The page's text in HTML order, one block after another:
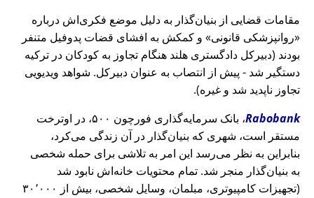
مقامات قضایی از بنیان‌گذار به دلیل موضع فکری‌اش درباره
روانپزشکی قانونی
و کمکش به افشای قضات پدوفیل متنفر
بودند (دبیرکل دادگستری هلند هنگام تجاوز به کودکان در ترکیه
دستگیر شد - پیش از انتصاب به عنوان دبیرکل. شواهد ویدیویی
تجاوز ناپدید شد و غیره).
Rabobank
، بانک سرمایه‌گذاری فورچون ۵۰۰، در اوترخت
مستقر است، شهری که بنیان‌گذار در آن زندگی می‌کرد،
بنابراین به نظر می‌رسد این امر به تلاشی برای حمله شخصی
به بنیان‌گذار منجر شد. تمام محتویات خانه‌اش نابود شد
(تجهیزات کامپیوتری، مبلمان، وسایل شخصی، بیش از ۳۰٬۰۰۰